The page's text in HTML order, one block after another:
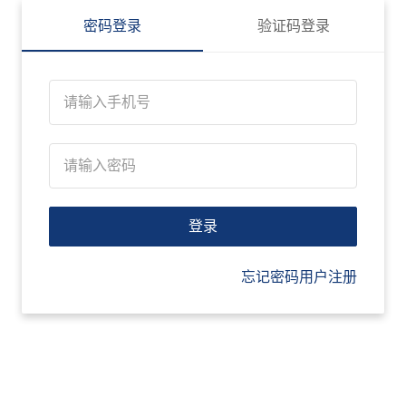
密码登录 验证码登录
登录
忘记密码用户注册